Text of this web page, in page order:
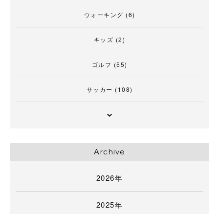
ウォーキング (6)
キッズ (2)
ゴルフ (55)
サッカー (108)
Archive
2026年
2025年